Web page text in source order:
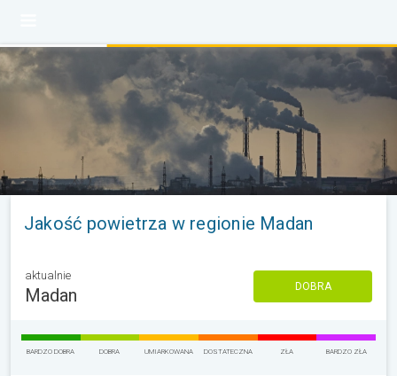
Jakość powietrza w regionie Madan
aktualnie
Madan DOBRA
BARDZO DOBRA DOBRA UMIARKOWANA DOSTATECZNA ZŁA BARDZO ZŁA